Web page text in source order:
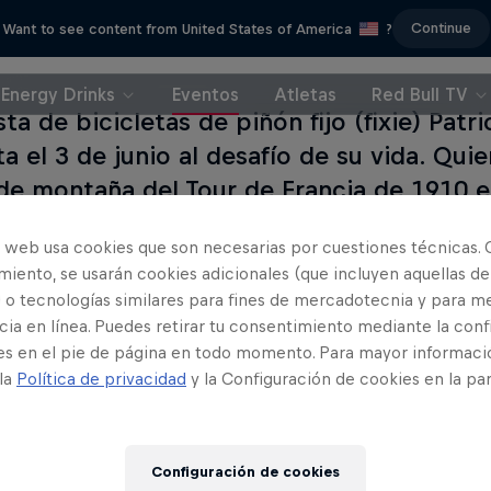
Want to see content from United States of America ? Continue
Energy Drinks Eventos Atletas Red Bull TV
de bicicletas de piñón fijo (fixie)
el 3 de junio al desafío de su vida.
montaña del Tour de Francia de 1910
(de Bagnères de Luchon a Bayona)
casi 6.000 metros de desnivel y más
marcha rígida, una sola velocidad y sin
web usa cookies que son necesarias por cuestiones técnicas.
se usarán cookies adicionales (que incluyen aquellas de
tecnologías similares para fines de mercadotecnia y para
en línea. Puedes retirar tu consentimiento mediante la
en el pie de página en todo momento. Para mayor
Política de privacidad y la Configuración de cookies en la
Configuración de cookies